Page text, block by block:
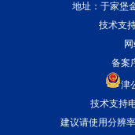
地址：于家堡
技术支
备案
津
技术支持
建议请使用分辨